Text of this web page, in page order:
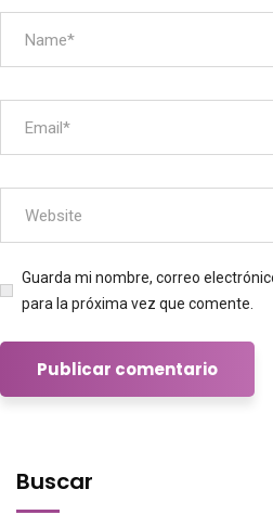
Guarda mi nombre, correo
para la próxima vez que comente.
Buscar